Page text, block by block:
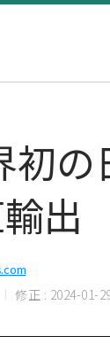
初
出
修正 : 2024-01-